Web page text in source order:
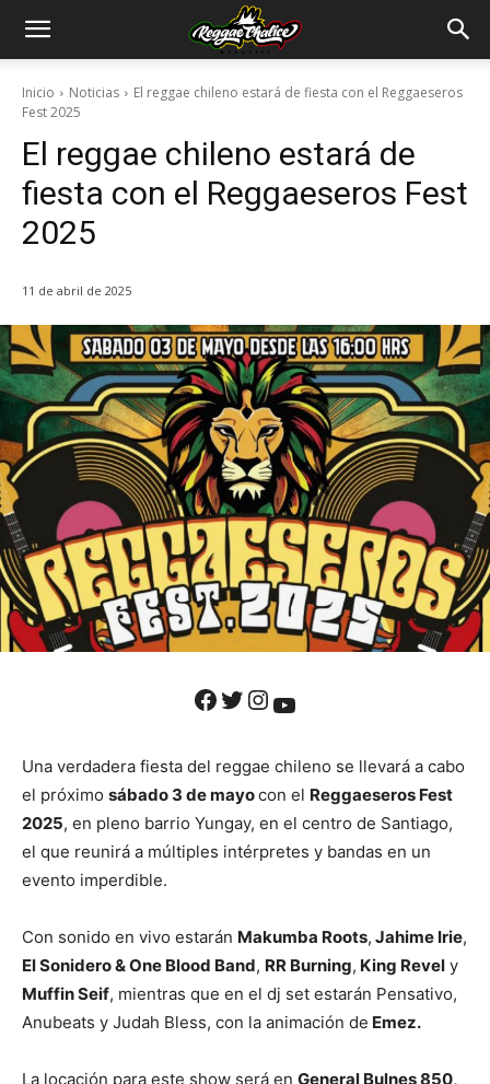
Inicio Noticias
El reggae chileno estará de fiesta con el Reggaeseros
Fest 2025
El reggae chileno estará de
fiesta con el Reggaeseros Fest
2025
11 de abril de 2025
Facebook Twitter Instagram YouTube
Una verdadera fiesta del reggae chileno se llevará a cabo
el próximo sábado 3 de mayocon el Reggaeseros Fest
2025, en pleno barrio Yungay, en el centro de Santiago,
el que reunirá a múltiples intérpretes y bandas en un
evento imperdible.
Con sonido en vivo estarán Makumba Roots, Jahime Irie,
El Sonidero & One Blood Band, RR Burning, King Revel y
Muffin Seif, mientras que en el dj set estarán Pensativo,
Anubeats y Judah Bless, con la animación de Emez.
La locación para este show será en General Bulnes 850,